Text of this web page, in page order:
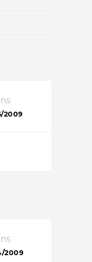
nous ?
2009
2009